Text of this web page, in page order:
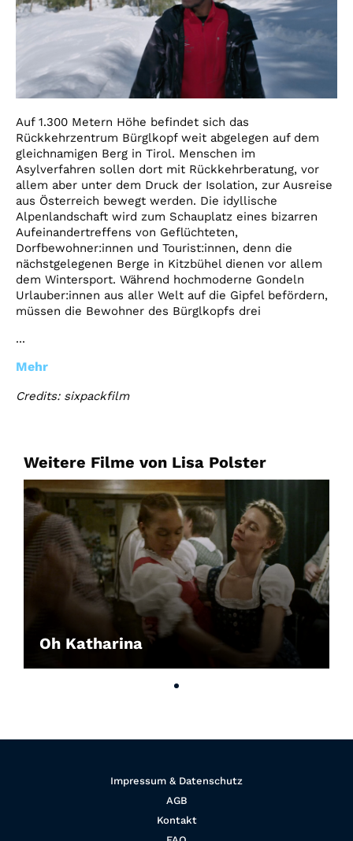
Auf 1.300 Metern Höhe befindet sich das
Rückkehrzentrum Bürglkopf weit abgelegen auf dem
gleichnamigen Berg in Tirol. Menschen im
Asylverfahren sollen dort mit Rückkehrberatung, vor
allem aber unter dem Druck der Isolation, zur Ausreise
aus Österreich bewegt werden. Die idyllische
Alpenlandschaft wird zum Schauplatz eines bizarren
Aufeinandertreffens von Geflüchteten,
Dorfbewohner:innen und Tourist:innen, denn die
nächstgelegenen Berge in Kitzbühel dienen vor allem
dem Wintersport. Während hochmoderne Gondeln
Urlauber:innen aus aller Welt auf die Gipfel befördern,
müssen die Bewohner des Bürglkopfs drei
...
Mehr
Credits: sixpackfilm
Weitere Filme von Lisa Polster
Oh Katharina
Impressum & Datenschutz
AGB
Kontakt